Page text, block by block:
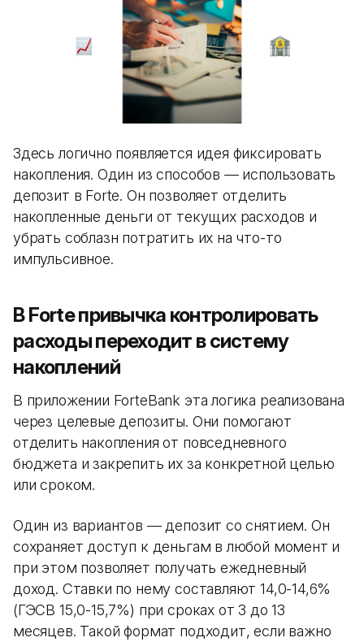
Здесь логично появляется идея фиксировать
накопления. Один из способов — использовать
депозит в Forte. Он позволяет отделить
накопленные деньги от текущих расходов и
убрать соблазн потратить их на что-то
импульсивное.
В Forte привычка контролировать
расходы переходит в систему
накоплений
В приложении ForteBank эта логика реализована
через целевые депозиты. Они помогают
отделить накопления от повседневного
бюджета и закрепить их за конкретной целью
или сроком.
Один из вариантов — депозит со снятием. Он
сохраняет доступ к деньгам в любой момент и
при этом позволяет получать ежедневный
доход. Ставки по нему составляют 14,0-14,6%
(ГЭСВ 15,0-15,7%) при сроках от 3 до 13
месяцев. Такой формат подходит, если важно